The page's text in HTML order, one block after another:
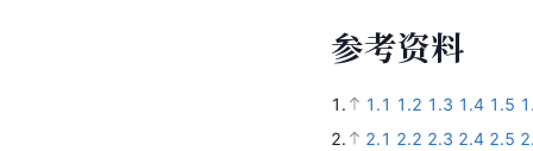
参考资料
1. 1.1 1.2 1.3 1.4 1.5
2.
2.1 2.2 2.3 2.4 2.5